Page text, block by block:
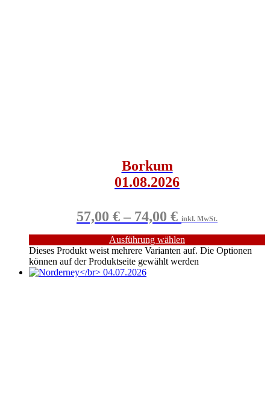
Borkum
01.08.2026
57,00 € – 74,00 € inkl. MwSt.
Ausführung wählen
Dieses Produkt weist mehrere Varianten auf. Die Optionen
können auf der Produktseite gewählt werden